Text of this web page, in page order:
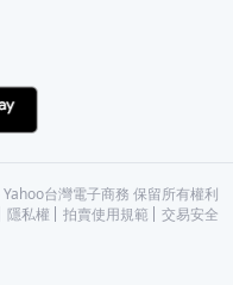
Yahoo台灣電子商務 保留所有權利
隱私權 拍賣使用規範 交易安全